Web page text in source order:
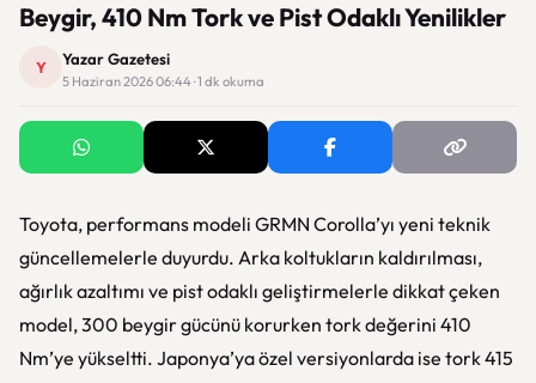
Beygir, 410 Nm Tork ve Pist Odaklı Yenilikler
Y Yazar Gazetesi
5 Haziran 2026 06:44 · 1 dk okuma
Toyota, performans modeli GRMN Corolla’yı yeni teknik
güncellemelerle duyurdu. Arka koltukların kaldırılması,
ağırlık azaltımı ve pist odaklı geliştirmelerle dikkat çeken
model, 300 beygir gücünü korurken tork değerini 410
Nm’ye yükseltti. Japonya’ya özel versiyonlarda ise tork 415